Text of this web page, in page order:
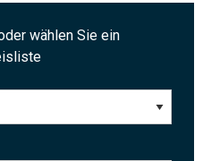
wählen Sie ein